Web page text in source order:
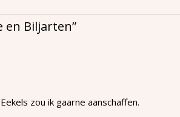
en Biljarten”
zou ik gaarne aanschaffen.